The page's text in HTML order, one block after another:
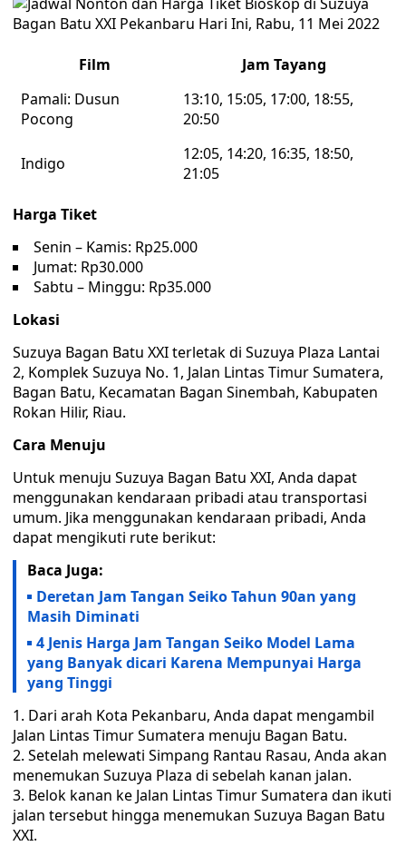
Film
Jam Tayang
Pamali: Dusun
Pocong
13:10, 15:05, 17:00, 18:55,
20:50
Indigo
12:05, 14:20, 16:35, 18:50,
21:05
Harga Tiket
Senin – Kamis: Rp25.000
Jumat: Rp30.000
Sabtu – Minggu: Rp35.000
Lokasi
Suzuya Bagan Batu XXI terletak di Suzuya Plaza Lantai
2, Komplek Suzuya No. 1, Jalan Lintas Timur Sumatera,
Bagan Batu, Kecamatan Bagan Sinembah, Kabupaten
Rokan Hilir, Riau.
Cara Menuju
Untuk menuju Suzuya Bagan Batu XXI, Anda dapat
menggunakan kendaraan pribadi atau transportasi
umum. Jika menggunakan kendaraan pribadi, Anda
dapat mengikuti rute berikut:
Baca Juga:
Deretan Jam Tangan Seiko Tahun 90an yang
Masih Diminati
4 Jenis Harga Jam Tangan Seiko Model Lama
yang Banyak dicari Karena Mempunyai Harga
yang Tinggi
Dari arah Kota Pekanbaru, Anda dapat mengambil
Jalan Lintas Timur Sumatera menuju Bagan Batu.
Setelah melewati Simpang Rantau Rasau, Anda akan
menemukan Suzuya Plaza di sebelah kanan jalan.
Belok kanan ke Jalan Lintas Timur Sumatera dan ikuti
jalan tersebut hingga menemukan Suzuya Bagan Batu
XXI.